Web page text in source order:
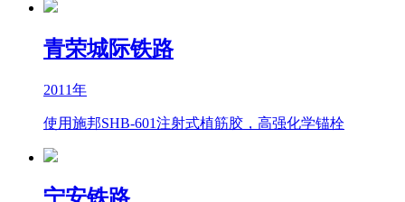
青荣城际铁路
2011年
使用施邦SHB-601注射式植筋胶，高强化学锚栓